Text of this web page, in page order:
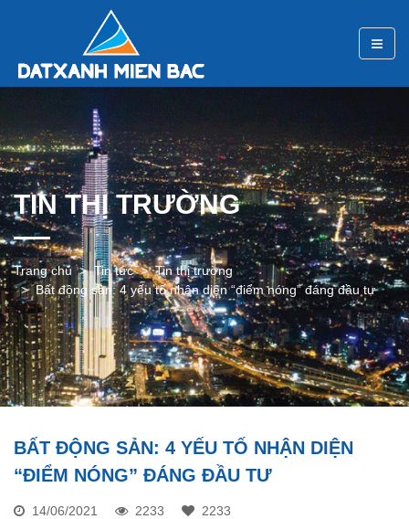
TIN THỊ TRƯỜNG
Trang chủ Tin tức
Tin thị trường
Bất động sản: 4 yếu tố nhận diện “điểm nóng” đáng đầu tư
BẤT ĐỘNG SẢN: 4 YẾU TỐ NHẬN DIỆN
“ĐIỂM NÓNG” ĐÁNG ĐẦU TƯ
14/06/2021 2233 2233